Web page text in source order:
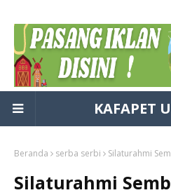
KAFAPET
Beranda serba serbi Silaturahmi
Silaturahmi